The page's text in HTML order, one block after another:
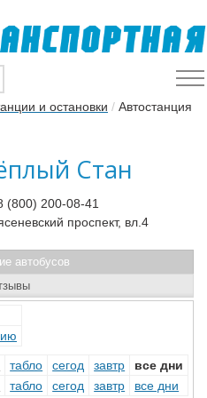
и остановки / Автостанция
Стан
(800) 200-08-41
проспект, вл.4
автобусов
табло сегод завтр
все дни
табло сегод завтр все дни